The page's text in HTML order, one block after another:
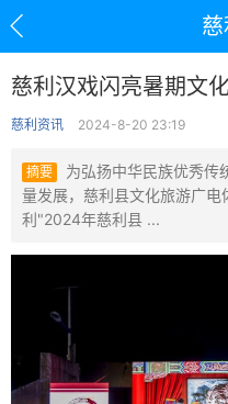
慈利汉戏闪亮暑期文
慈利资讯 2024-8-20 23:19
摘要
为弘扬中华民族优秀传
量发展，慈利县文化旅游广
利"2024年慈利县 ...